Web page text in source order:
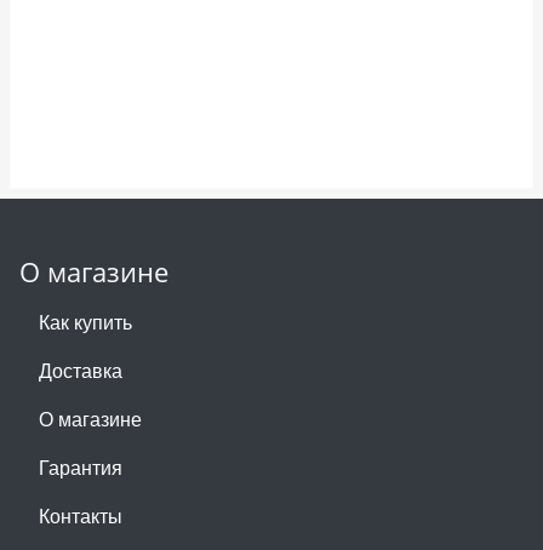
О магазине
Как купить
Доставка
О магазине
Гарантия
Контакты